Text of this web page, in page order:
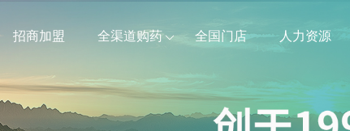
招商加盟 全渠道购药 全国门店 人力资源